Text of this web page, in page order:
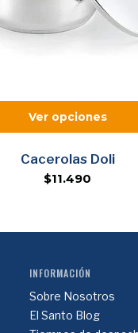
Ver opciones
Cacerolas Doli
$11.490
INFORMACIÓN
Sobre Nosotros
El Santo Blog